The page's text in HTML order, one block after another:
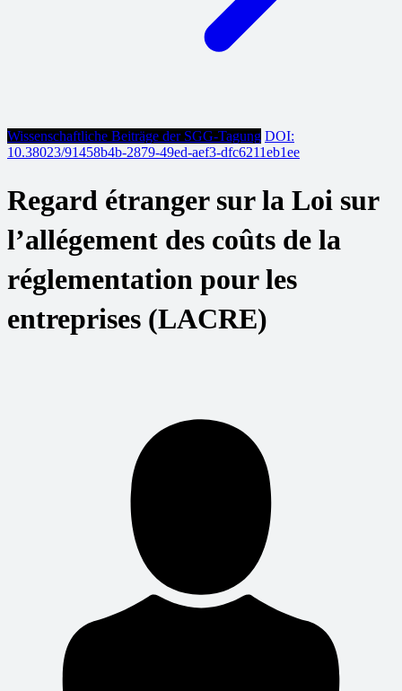
Wissenschaftliche Beiträge der SGG-Tagung DOI:
10.38023/91458b4b-2879-49ed-aef3-dfc6211eb1ee
Regard étranger sur la Loi sur
l’allégement des coûts de la
réglementation pour les
entreprises (LACRE)